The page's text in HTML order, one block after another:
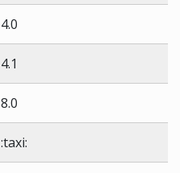
4.0
4.1
8.0
:taxi: